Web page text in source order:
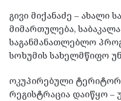
გივი მიქანაძე –
მიმართულება,
საგანმანათლებლო
სოხუმის სახელმწიფო
ოკუპირებული
რეგისტრაცია დაიწყო –